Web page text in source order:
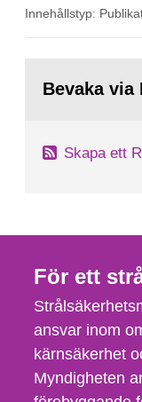
Innehållstyp:
sida:Bevaka via
Skapa ett
För ett
ansvar inom
kärnsäkerhet
Myndigheten